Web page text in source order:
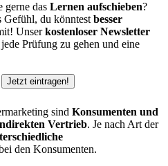
gerne das Lernen aufschieben?
Gefühl, du könntest besser
Unserkostenloser Newsletter
Prüfung zu gehen und eine
sind Konsumenten und
Vertrieb. Je nach Art der
den Konsumenten.